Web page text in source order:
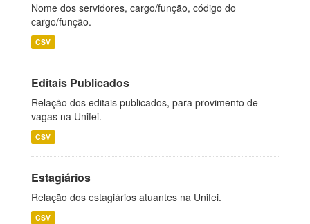
Nome dos servidores, cargo/função, código do
cargo/função.
CSV
Editais Publicados
Relação dos editais publicados, para provimento de
vagas na Unifei.
CSV
Estagiários
Relação dos estagiários atuantes na Unifei.
CSV